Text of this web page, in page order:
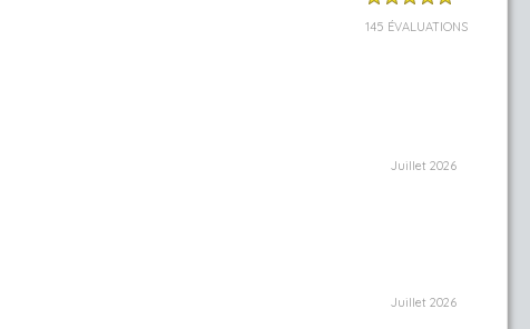
145 ÉVALUATIONS
Juillet 2026
Juillet 2026